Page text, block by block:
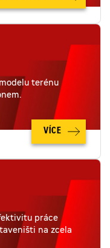
terénu
VÍCE
práce
na zcela